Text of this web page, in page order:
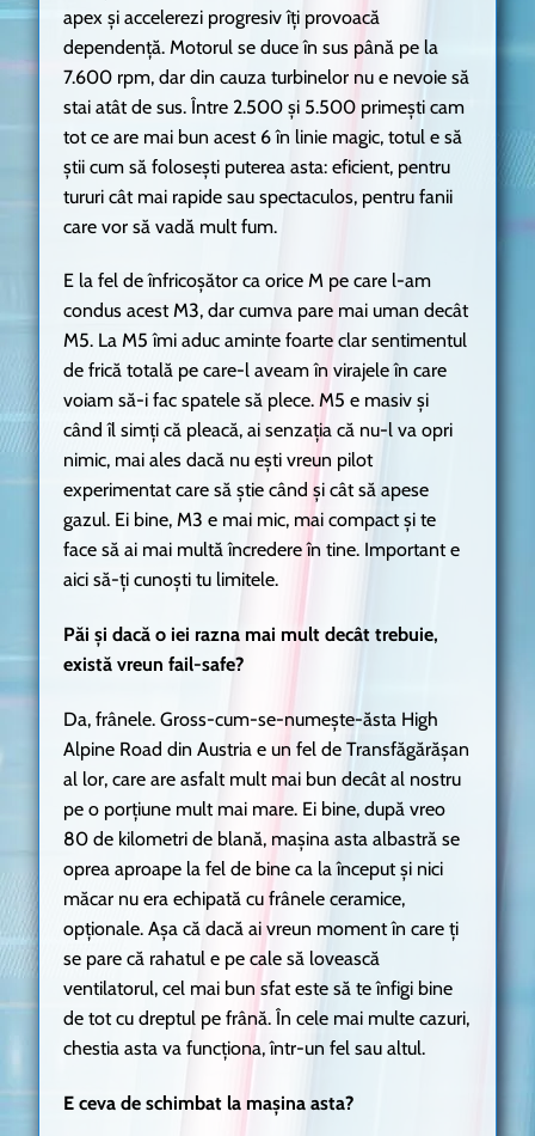
apex și accelerezi progresiv îți provoacă
dependență. Motorul se duce în sus până pe la
7.600 rpm, dar din cauza turbinelor nu e nevoie să
stai atât de sus. Între 2.500 și 5.500 primești cam
tot ce are mai bun acest 6 în linie magic, totul e să
știi cum să folosești puterea asta: eficient, pentru
tururi cât mai rapide sau spectaculos, pentru fanii
care vor să vadă mult fum.
E la fel de înfricoșător ca orice M pe care l-am
condus acest M3, dar cumva pare mai uman decât
M5. La M5 îmi aduc aminte foarte clar sentimentul
de frică totală pe care-l aveam în virajele în care
voiam să-i fac spatele să plece. M5 e masiv și
când îl simți că pleacă, ai senzația că nu-l va opri
nimic, mai ales dacă nu ești vreun pilot
experimentat care să știe când și cât să apese
gazul. Ei bine, M3 e mai mic, mai compact și te
face să ai mai multă încredere în tine. Important e
aici să-ți cunoști tu limitele.
Păi și dacă o iei razna mai mult decât trebuie,
există vreun fail-safe?
Da, frânele. Gross-cum-se-numește-ăsta High
Alpine Road din Austria e un fel de Transfăgărășan
al lor, care are asfalt mult mai bun decât al nostru
pe o porțiune mult mai mare. Ei bine, după vreo
80 de kilometri de blană, mașina asta albastră se
oprea aproape la fel de bine ca la început și nici
măcar nu era echipată cu frânele ceramice,
opționale. Așa că dacă ai vreun moment în care ți
se pare că rahatul e pe cale să lovească
ventilatorul, cel mai bun sfat este să te înfigi bine
de tot cu dreptul pe frână. În cele mai multe cazuri,
chestia asta va funcționa, într-un fel sau altul.
E ceva de schimbat la mașina asta?